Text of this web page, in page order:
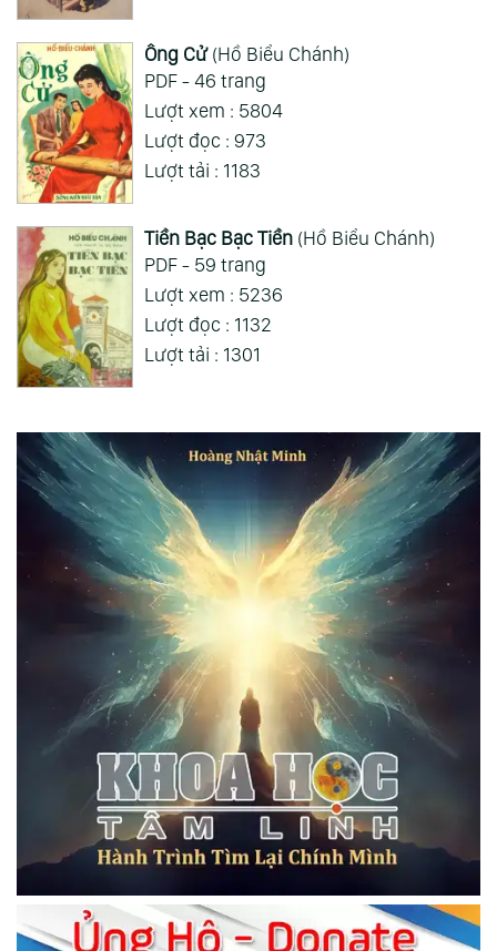
Ông Cử(Hồ Biểu Chánh)
PDF - 46 trang
Lượt xem : 5804
Lượt đọc : 973
Lượt tải : 1183
Tiền Bạc Bạc Tiền(Hồ Biểu Chánh)
PDF - 59 trang
Lượt xem : 5236
Lượt đọc : 1132
Lượt tải : 1301